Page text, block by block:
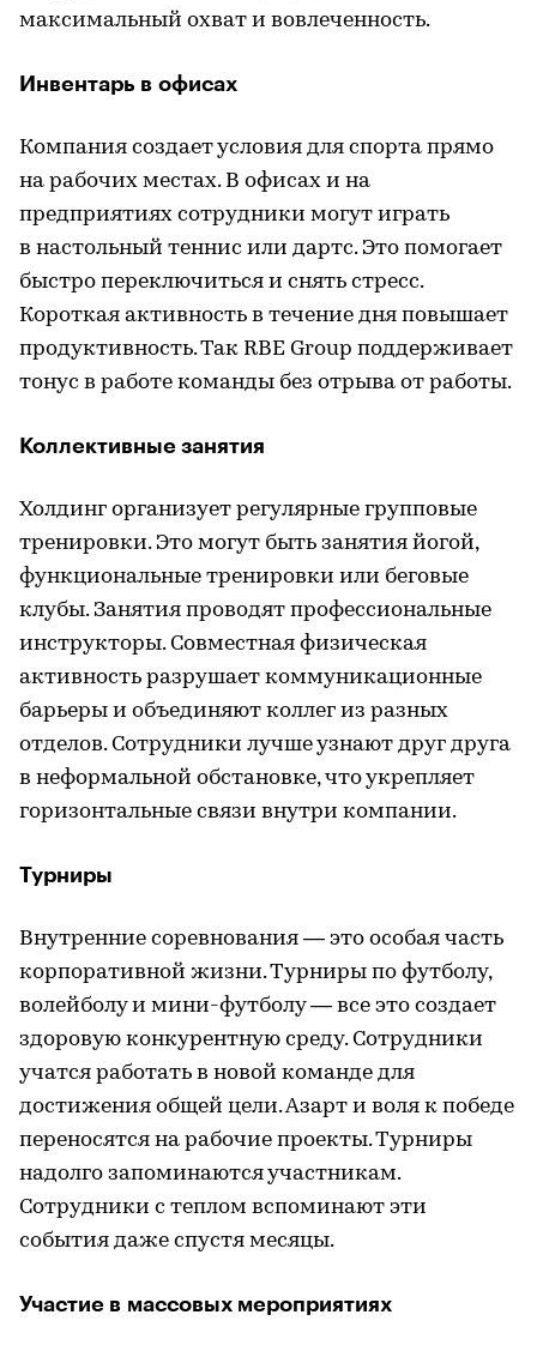
максимальный охват и вовлеченность.
Инвентарь в офисах
Компания создает условия для спорта прямо
на рабочих местах. В офисах и на
предприятиях сотрудники могут играть
в настольный теннис или дартс. Это помогает
быстро переключиться и снять стресс.
Короткая активность в течение дня повышает
продуктивность. Так RBE Group поддерживает
тонус в работе команды без отрыва от работы.
Коллективные занятия
Холдинг организует регулярные групповые
тренировки. Это могут быть занятия йогой,
функциональные тренировки или беговые
клубы. Занятия проводят профессиональные
инструкторы. Совместная физическая
активность разрушает коммуникационные
барьеры и объединяют коллег из разных
отделов. Сотрудники лучше узнают друг друга
в неформальной обстановке, что укрепляет
горизонтальные связи внутри компании.
Турниры
Внутренние соревнования — это особая часть
корпоративной жизни. Турниры по футболу,
волейболу и мини-футболу — все это создает
здоровую конкурентную среду. Сотрудники
учатся работать в новой команде для
достижения общей цели. Азарт и воля к победе
переносятся на рабочие проекты. Турниры
надолго запоминаются участникам.
Сотрудники с теплом вспоминают эти
события даже спустя месяцы.
Участие в массовых мероприятиях